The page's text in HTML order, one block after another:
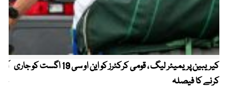
کیریبین پریمیئر لیگ ، قومی کرکٹرز کو این او سی 19 اگست کو جاری
کرنے کا فیصلہ